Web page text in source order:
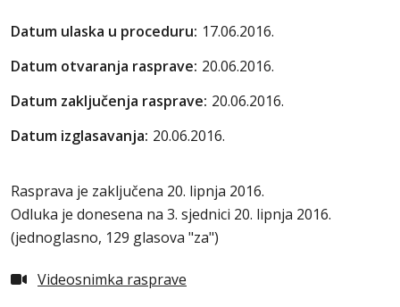
Datum ulaska u proceduru: 17.06.2016.
Datum otvaranja rasprave: 20.06.2016.
Datum zaključenja rasprave: 20.06.2016.
Datum izglasavanja: 20.06.2016.
Rasprava je zaključena 20. lipnja 2016.
Odluka je donesena na 3. sjednici 20. lipnja 2016.
(jednoglasno, 129 glasova "za")
Videosnimka rasprave